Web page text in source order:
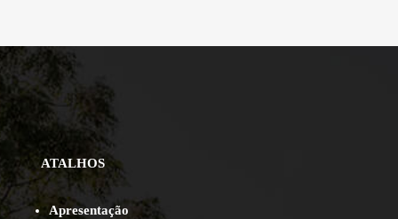
ATALHOS
Apresentação